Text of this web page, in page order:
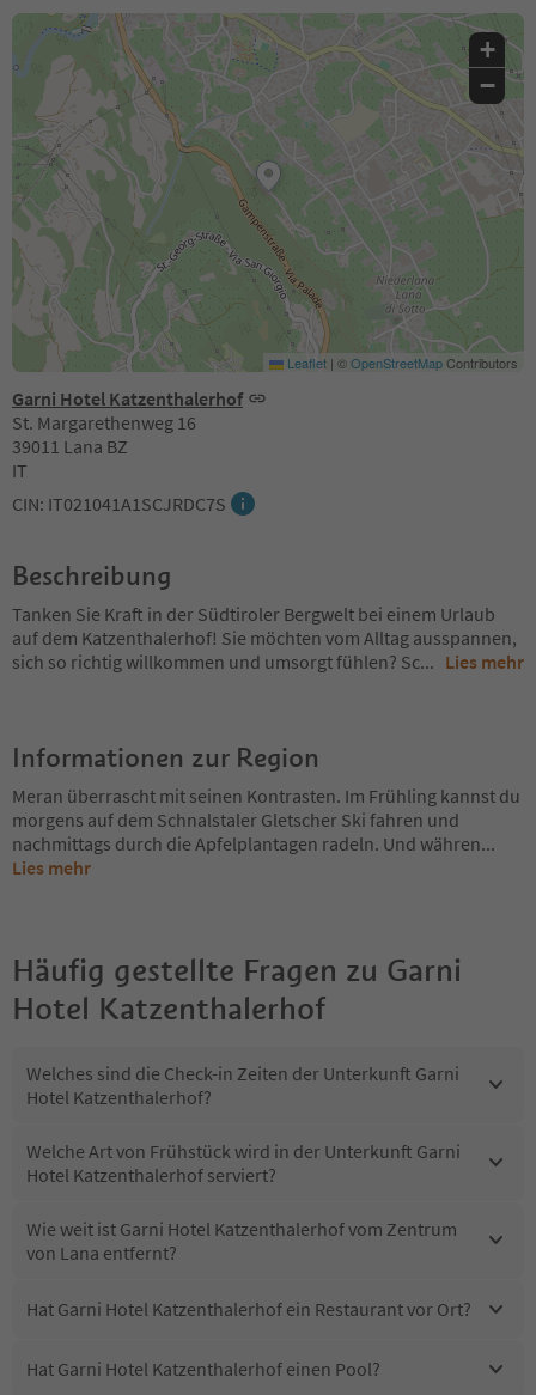
Garni Hotel Katzenthalerhof
St. Margarethenweg 16
39011 Lana BZ
IT
CIN: IT021041A1SCJRDC7S
+
−
Leaflet | ©OpenStreetMapContributors
Beschreibung
Tanken Sie Kraft in der Südtiroler Bergwelt bei einem Urlaub
auf dem Katzenthalerhof! Sie möchten vom Alltag ausspannen,
sich so richtig willkommen und umsorgt fühlen? Sc... Lies mehr
Informationen zur Region
Meran überrascht mit seinen Kontrasten. Im Frühling kannst du
morgens auf dem Schnalstaler Gletscher Ski fahren und
nachmittags durch die Apfelplantagen radeln. Und währen...
Lies mehr
Häufig gestellte Fragen zu Garni
Hotel Katzenthalerhof
Welches sind die Check-in Zeiten der Unterkunft Garni
Hotel Katzenthalerhof?
Welche Art von Frühstück wird in der Unterkunft Garni
Hotel Katzenthalerhof serviert?
Wie weit ist Garni Hotel Katzenthalerhof vom Zentrum
von Lana entfernt?
Hat Garni Hotel Katzenthalerhof ein Restaurant vor Ort?
Hat Garni Hotel Katzenthalerhof einen Pool?